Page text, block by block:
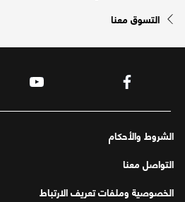
التسوق معنا
الشروط والأحكام
التواصل معنا
الخصوصية وملفات تعريف الارتباط